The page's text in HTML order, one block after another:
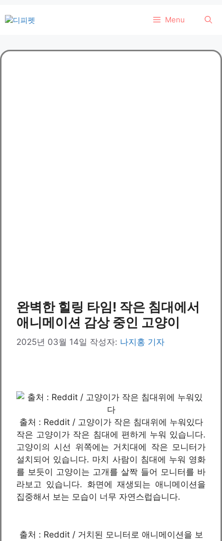
텐
로
건
Menu
완벽한 힐링 타임! 작은 침대에서
애니메이션 감상 중인 고양이
2025년 03월 14일 작성자: 나지홍 기자
출처 : Reddit / 고양이가 작은 침대위에 누워있다
작은 고양이가 작은 침대에 편하게 누워 있습니다.
고양이의 시선 위쪽에는 거치대에 작은 모니터가
설치되어 있습니다. 마치 사람이 침대에 누워 영화
를 보듯이 고양이는 고개를 살짝 들어 모니터를 바
라보고 있습니다. 화면에 재생되는 애니메이션을
집중해서 보는 모습이 너무 자연스럽습니다.
출처 : Reddit / 거치된 모니터로 애니메이션을 보